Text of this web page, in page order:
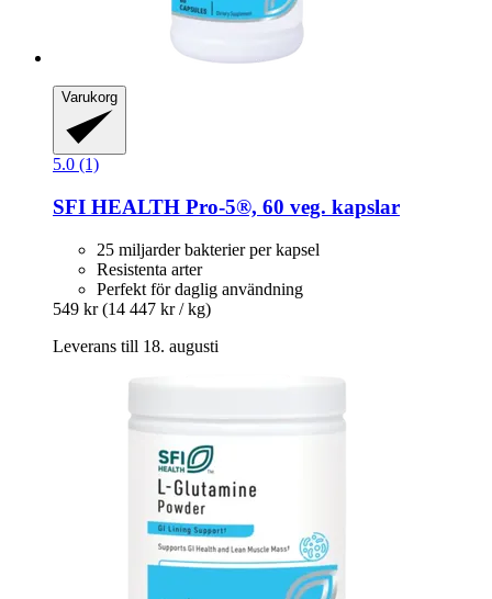
Varukorg
5.0 (1)
SFI HEALTH Pro-​5®, 60 veg. kapslar
25 miljarder bakterier per kapsel
Resistenta arter
Perfekt för daglig användning
549 kr (14 447 kr / kg)
Leverans till 18. augusti